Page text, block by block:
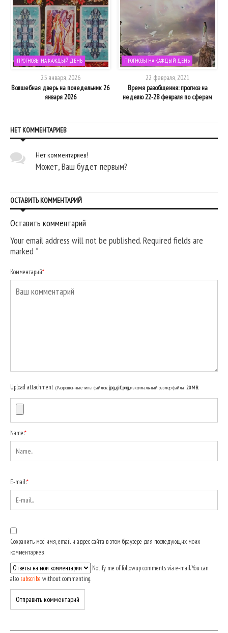
ПРОГНОЗЫ НА КАЖДЫЙ ДЕНЬ
25 января, 2026
Волшебная дверь на понедельник 26
января 2026
ПРОГНОЗЫ НА КАЖДЫЙ ДЕНЬ
22 февраля, 2021
Время разобщения: прогноз на
неделю 22-28 февраля по сферам
НЕТ КОММЕНТАРИЕВ
Нет комментариев!
Может, Ваш будет первым?
ОСТАВИТЬ КОММЕНТАРИЙ
Оставить комментарий
Your email address will not be published. Required fields are
marked*
Комментарий*
Upload attachment (Разрешенные типы файлов:jpg, gif, png, максимальный размер файла:20MB.
Name:*
E-mail:*
Сохранить моё имя, email и адрес сайта в этом браузере для последующих моих
комментариев.
Notify me of followup comments via e-mail. You can
also subscribe without commenting.